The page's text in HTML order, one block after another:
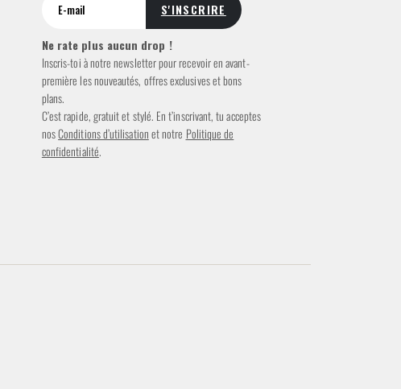
Ne rate plus aucun drop !
Inscris-toi à notre newsletter pour recevoir en avant-
première les nouveautés, offres exclusives et bons
plans.
C’est rapide, gratuit et stylé. En t’inscrivant, tu acceptes
nosConditions d’utilisationet notre Politique de
confidentialité.